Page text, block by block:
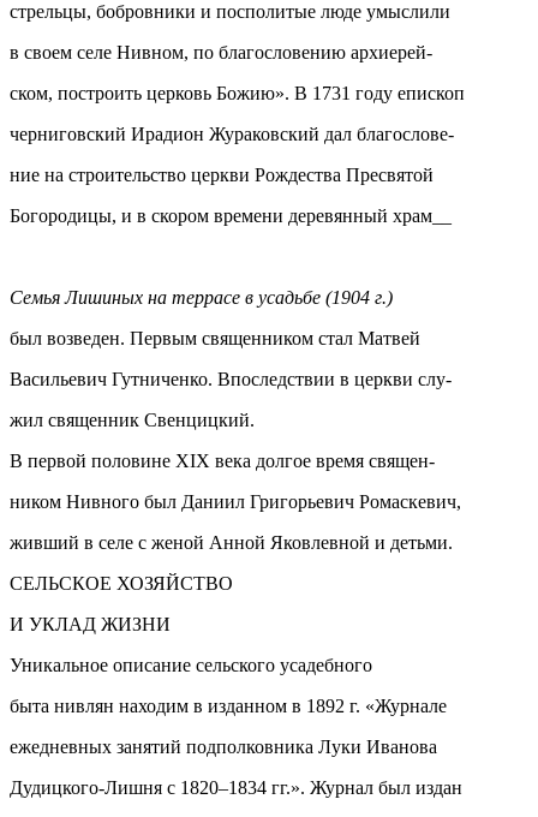
стрельцы, бобровники и посполитые люде умыслили
в своем селе Нивном, по благословению архиерей-
ском, построить церковь Божию». В 1731 году епископ
черниговский Ирадион Жураковский дал благослове-
ние на строительство церкви Рождества Пресвятой
Богородицы, и в скором времени деревянный храм__
Семья Лишиных на террасе в усадьбе (1904 г.)
был возведен. Первым священником стал Матвей
Васильевич Гутниченко. Впоследствии в церкви слу-
жил священник Свенцицкий.
В первой половине XIX века долгое время священ-
ником Нивного был Даниил Григорьевич Ромаскевич,
живший в селе с женой Анной Яковлевной и детьми.
СЕЛЬСКОЕ ХОЗЯЙСТВО
И УКЛАД ЖИЗНИ
Уникальное описание сельского усадебного
быта нивлян находим в изданном в 1892 г. «Журнале
ежедневных занятий подполковника Луки Иванова
Дудицкого-Лишня с 1820–1834 гг.». Журнал был издан